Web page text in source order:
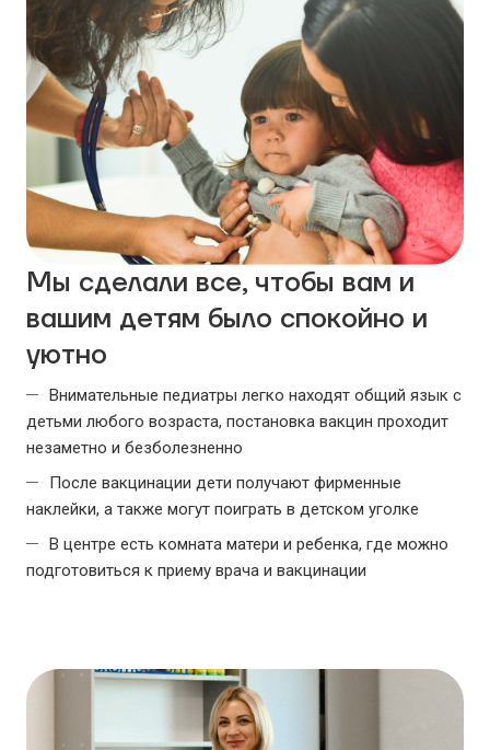
Мы сделали все, чтобы вам и
вашим детям было спокойно и
уютно
Внимательные педиатры легко находят общий язык с
детьми любого возраста, постановка вакцин проходит
незаметно и безболезненно
После вакцинации дети получают фирменные
наклейки, a также могут поиграть в детском уголке
В центре есть комната матери и ребенка, где можно
подготовиться к приему врача и вакцинации